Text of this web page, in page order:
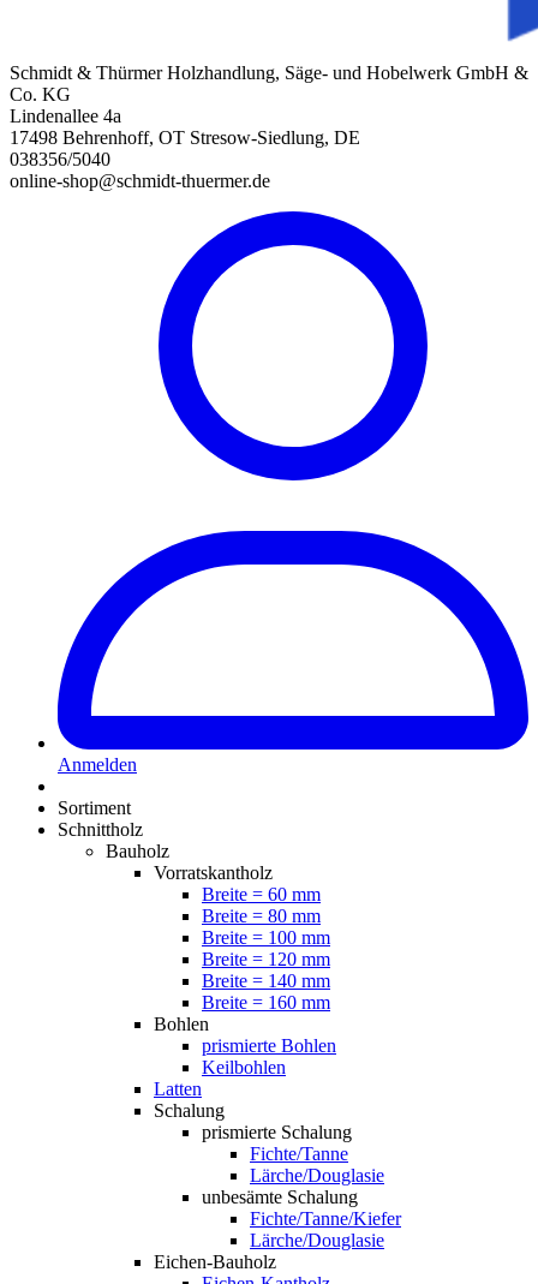
Schmidt & Thürmer Holzhandlung, Säge- und Hobelwerk GmbH &
Co. KG
Lindenallee 4a
17498 Behrenhoff, OT Stresow-Siedlung, DE
038356/5040
online-shop@schmidt-thuermer.de
Anmelden
Sortiment
Schnittholz
Bauholz
Vorratskantholz
Breite = 60 mm
Breite = 80 mm
Breite = 100 mm
Breite = 120 mm
Breite = 140 mm
Breite = 160 mm
Bohlen
prismierte Bohlen
Keilbohlen
Latten
Schalung
prismierte Schalung
Fichte/Tanne
Lärche/Douglasie
unbesämte Schalung
Fichte/Tanne/Kiefer
Lärche/Douglasie
Eichen-Bauholz